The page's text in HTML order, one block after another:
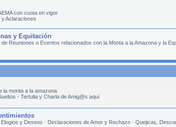
con cuota en vigor
Aclaraciones
y Equitación
Reuniones o Eventos relacionados con la Monta a la Amazona y la
la monta a la amazona
- Tertulia y Charla de Amig@s aquí
y Deseos · Declaraciones de Amor y Rechazo · Quejicas,